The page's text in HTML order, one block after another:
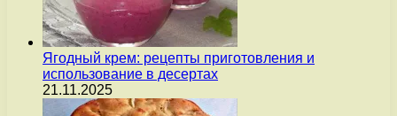
Ягодный крем: рецепты приготовления и
использование в десертах
21.11.2025